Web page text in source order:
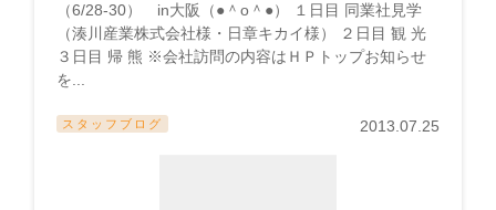
（6/28-30） in大阪（●＾o＾●） １日目 同業社見学
（湊川産業株式会社様・日章キカイ様） ２日目 観 光
３日目 帰 熊 ※会社訪問の内容はＨＰトップお知らせ
を...
スタッフブログ 2013.07.25